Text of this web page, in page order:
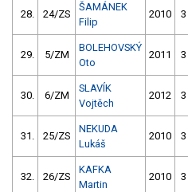
28. 24/ZS
ŠAMÁNEK
Filip
2010 3
29. 5/ZM
BOLEHOVSKÝ
Oto
2011 3
30. 6/ZM
SLAVÍK
Vojtěch
2012 3
31. 25/ZS
NEKUDA
Lukáš
2010 3
32. 26/ZS
KAFKA
Martin
2010 3